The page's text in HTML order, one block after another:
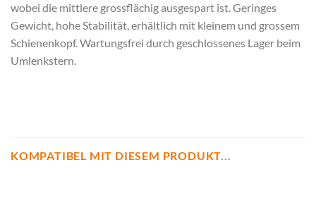
wobei die mittlere grossflächig ausgespart ist. Geringes
Gewicht, hohe Stabilität, erhältlich mit kleinem und grossem
Schienenkopf. Wartungsfrei durch geschlossenes Lager beim
Umlenkstern.
KOMPATIBEL MIT DIESEM PRODUKT...